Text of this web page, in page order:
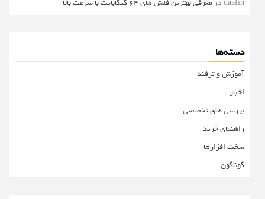
دسته‌ها
آموزش و ترفند
اخبار
بررسی های تخصصی
راهنمای خرید
سخت افزارها
گوناگون